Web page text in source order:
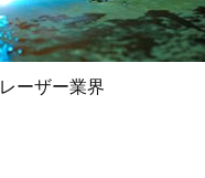
レーザー業界